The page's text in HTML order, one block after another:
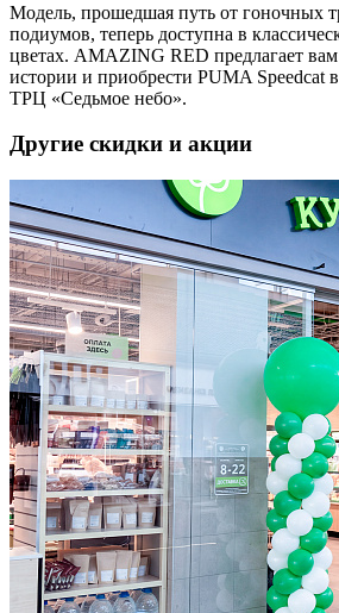
Модель, прошедшая путь от гоночных
подиумов, теперь доступна в
цветах. AMAZING RED предлагает вам
истории и приобрести PUMA
ТРЦ «Седьмое небо».
Другие скидки и акции